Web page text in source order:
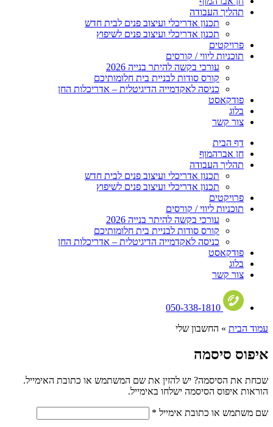
תהליך העבודה
תכנון אדריכלי ועיצוב פנים לבית חדש
תכנון אדריכלי ועיצוב פנים לשיפוץ
פרויקטים
תוכניות ליווי / קורסים
עורכי בקשה להיתר בנייה 2026
קורס סודות לבניית בית חלומותיכם
כניסה לאקדמייה הדיגיטלית – אדריכלות החן
פודקאסט
בלוג
צור קשר
דף הבית
חן אברהמוף
תהליך העבודה
תכנון אדריכלי ועיצוב פנים לבית חדש
תכנון אדריכלי ועיצוב פנים לשיפוץ
פרויקטים
תוכניות ליווי / קורסים
עורכי בקשה להיתר בנייה 2026
קורס סודות לבניית בית חלומותיכם
כניסה לאקדמייה הדיגיטלית – אדריכלות החן
פודקאסט
בלוג
צור קשר
050-338-1810
עמוד הבית » החשבון שלי
איפוס סיסמה
שכחת את הסיסמה? יש להזין את שם המשתמש או כתובת האימייל.
הוראות איפוס הסיסמה ישלחו באימייל.
שם משתמש או כתובת אימייל *